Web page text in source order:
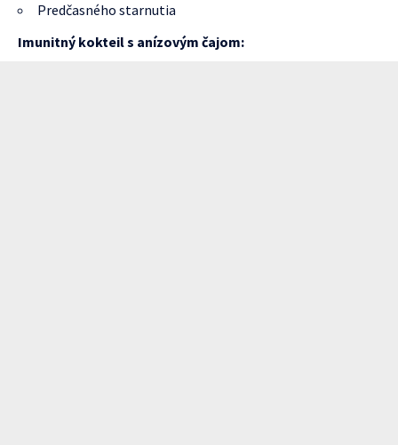
Predčasného starnutia
Imunitný kokteil s anízovým čajom: